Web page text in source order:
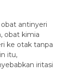
antinyeri
obat kimia
ke otak tanpa
itu,
iritasi